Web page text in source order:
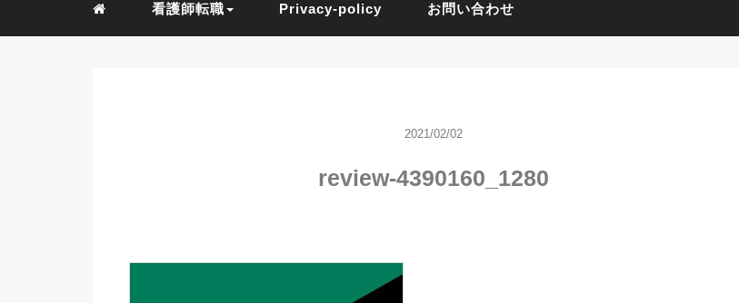
看護師転職 Privacy-policy お問い合わせ
2021/02/02
review-4390160_1280